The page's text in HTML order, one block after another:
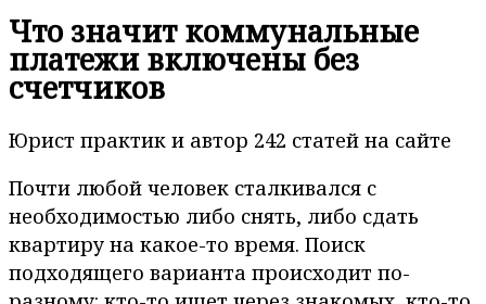
Что значит коммунальные
платежи включены без
счетчиков
Юрист практик и автор 242 статей на сайте
Почти любой человек сталкивался с
необходимостью либо снять, либо сдать
квартиру на какое-то время. Поиск
подходящего варианта происходит по-